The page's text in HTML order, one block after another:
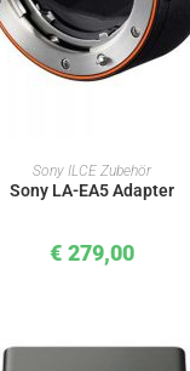
IN DEN WARENKORB
Sony ILCE Zubehör
Sony LA-EA5 Adapter
€ 279,00